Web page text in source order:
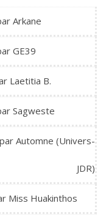
Arkane
GE39
Laetitia B.
Sagweste
Automne (Univers-
JDR)
Miss Huakinthos